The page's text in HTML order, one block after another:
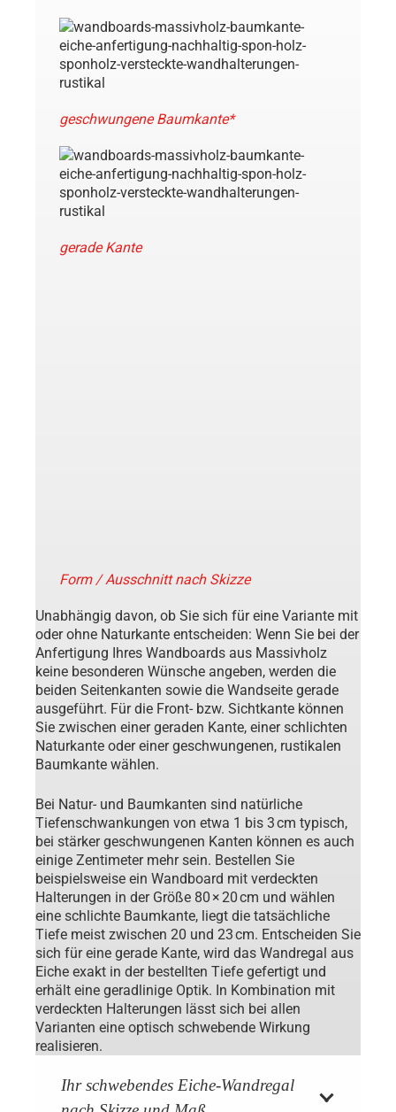
geschwungene Baumkante*
gerade Kante
Form / Ausschnitt nach Skizze
Unabhängig davon, ob Sie sich für eine Variante mit
oder ohne Naturkante entscheiden: Wenn Sie bei der
Anfertigung Ihres Wandboards aus Massivholz
keine besonderen Wünsche angeben, werden die
beiden Seitenkanten sowie die Wandseite gerade
ausgeführt. Für die Front- bzw. Sichtkante können
Sie zwischen einer geraden Kante, einer schlichten
Naturkante oder einer geschwungenen, rustikalen
Baumkante wählen.
Bei Natur- und Baumkanten sind natürliche
Tiefenschwankungen von etwa 1 bis 3 cm typisch,
bei stärker geschwungenen Kanten können es auch
einige Zentimeter mehr sein. Bestellen Sie
beispielsweise ein Wandboard mit verdeckten
Halterungen in der Größe 80 × 20 cm und wählen
eine schlichte Baumkante, liegt die tatsächliche
Tiefe meist zwischen 20 und 23 cm. Entscheiden Sie
sich für eine gerade Kante, wird das Wandregal aus
Eiche exakt in der bestellten Tiefe gefertigt und
erhält eine geradlinige Optik. In Kombination mit
verdeckten Halterungen lässt sich bei allen
Varianten eine optisch schwebende Wirkung
realisieren.
Ihr schwebendes Eiche-Wandregal